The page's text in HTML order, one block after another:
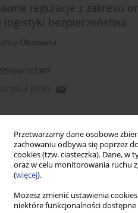
Przetwarzamy dane osobowe
zachowaniu odbywa się poprzez
cookies (tzw. ciasteczka). Dane, w
oraz w celu monitorowania ruchu
(więcej).
Możesz zmienić ustawienia
niektóre funkcjonalności
regulacje z zakresu
bezpieczeństwa
Olszewska
slw/163307
Artykuł (PDF)